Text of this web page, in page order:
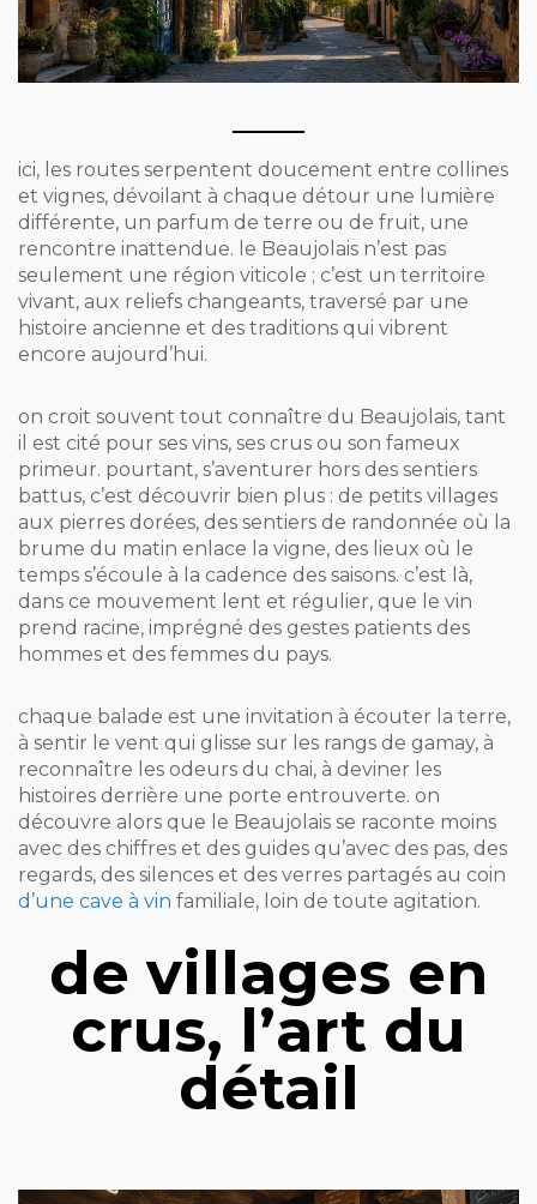
ici, les routes serpentent doucement entre collines
et vignes, dévoilant à chaque détour une lumière
différente, un parfum de terre ou de fruit, une
rencontre inattendue. le Beaujolais n’est pas
seulement une région viticole ; c’est un territoire
vivant, aux reliefs changeants, traversé par une
histoire ancienne et des traditions qui vibrent
encore aujourd’hui.
on croit souvent tout connaître du Beaujolais, tant
il est cité pour ses vins, ses crus ou son fameux
primeur. pourtant, s’aventurer hors des sentiers
battus, c’est découvrir bien plus : de petits villages
aux pierres dorées, des sentiers de randonnée où la
brume du matin enlace la vigne, des lieux où le
temps s’écoule à la cadence des saisons. c’est là,
dans ce mouvement lent et régulier, que le vin
prend racine, imprégné des gestes patients des
hommes et des femmes du pays.
chaque balade est une invitation à écouter la terre,
à sentir le vent qui glisse sur les rangs de gamay, à
reconnaître les odeurs du chai, à deviner les
histoires derrière une porte entrouverte. on
découvre alors que le Beaujolais se raconte moins
avec des chiffres et des guides qu’avec des pas, des
regards, des silences et des verres partagés au coin
d’une cave à vin familiale, loin de toute agitation.
de villages en
crus, l’art du
détail